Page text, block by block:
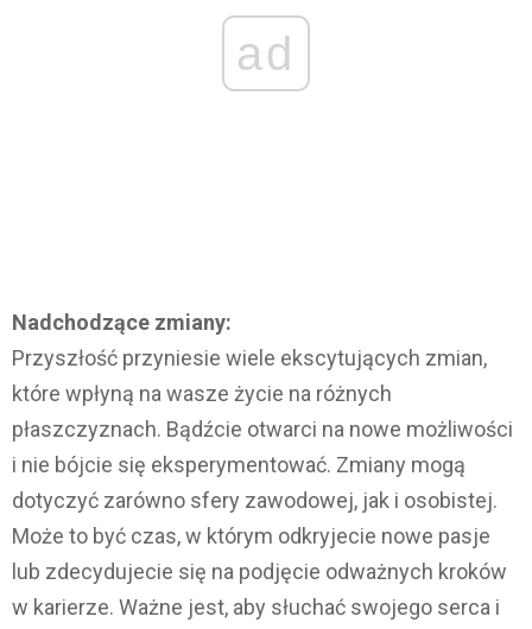
ad
Nadchodzące zmiany:
Przyszłość przyniesie wiele ekscytujących zmian,
które wpłyną na wasze życie na różnych
płaszczyznach. Bądźcie otwarci na nowe możliwości
i nie bójcie się eksperymentować. Zmiany mogą
dotyczyć zarówno sfery zawodowej, jak i osobistej.
Może to być czas, w którym odkryjecie nowe pasje
lub zdecydujecie się na podjęcie odważnych kroków
w karierze. Ważne jest, aby słuchać swojego serca i